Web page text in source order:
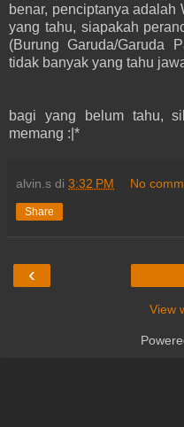
benar, penciptanya adalah
yang tahu, siapakah
(Burung Garuda/Garuda
tidak banyak yang tahu
bagi yang belum tahu,
memang :|*
alvin.s di 3:32 PM No
Share
‹
View